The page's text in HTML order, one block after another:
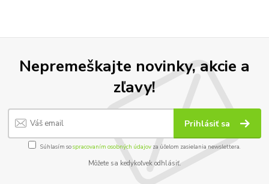
Nepremeškajte novinky, akcie a
zľavy!
Prihlásiť sa
Súhlasím sospracovaním osobných údajov za účelom zasielania newslettera.
Môžete sa kedykoľvek odhlásiť.